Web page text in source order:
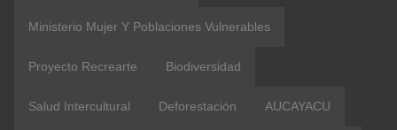
Ministerio Mujer Y Poblaciones Vulnerables
Proyecto Recrearte Biodiversidad
Salud Intercultural Deforestación AUCAYACU